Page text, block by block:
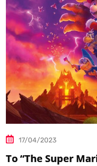
17/04/2023
Το “The Super